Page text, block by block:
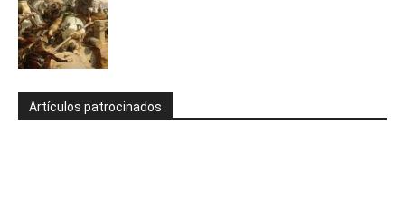
Artículos patrocinados